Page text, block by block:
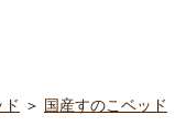
ド ＞ 国産すのこベッド